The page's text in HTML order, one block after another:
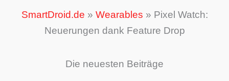
SmartDroid.de » Wearables » Pixel Watch:
Neuerungen dank Feature Drop
Die neuesten Beiträge